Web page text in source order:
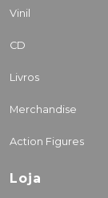
Vinil
CD
Livros
Merchandise
Action Figures
Loja